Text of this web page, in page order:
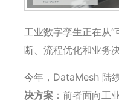
工业数字孪生正在从“
断、流程优化和业务
今年，DataMesh 陆
决方案 ：前者面向工